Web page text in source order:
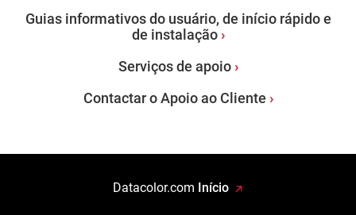
Guias informativos do usuário, de início rápido e
de instalação
Serviços de apoio
Contactar o Apoio ao Cliente
Datacolor.com Início